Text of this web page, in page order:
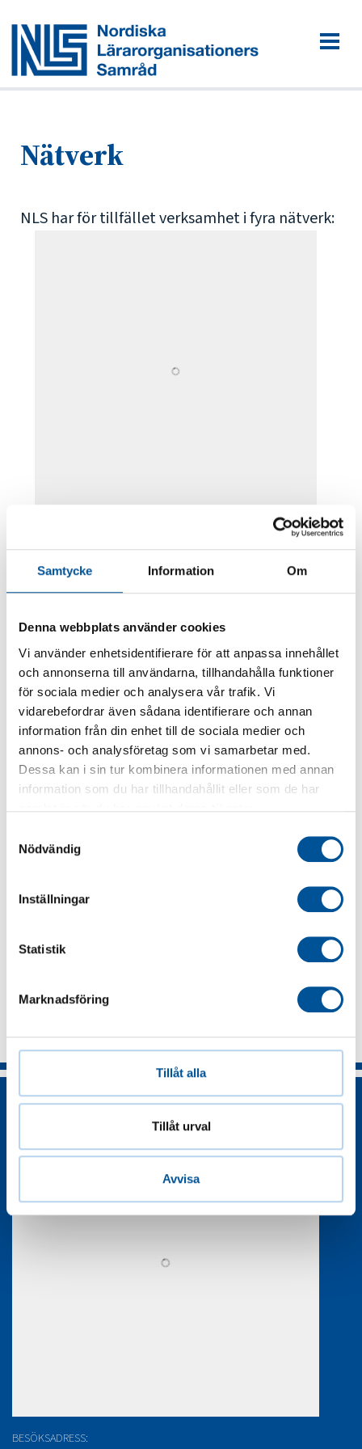
Samtycke Information Om
Denna webbplats använder cookies
Vi använder enhetsidentifierare för att anpassa innehållet
och annonserna till användarna, tillhandahålla funktioner
för sociala medier och analysera vår trafik. Vi
vidarebefordrar även sådana identifierare och annan
information från din enhet till de sociala medier och
annons- och analysföretag som vi samarbetar med.
Dessa kan i sin tur kombinera informationen med annan
information som du har tillhandahållit eller som de har
Nödvändig
Inställningar
Statistik
Marknadsföring
Tillåt alla
Tillåt urval
Avvisa
Nätverk
NLS har för tillfället verksamhet i fyra nätverk:
• NLS utredningsnätverk
• NLS nätverk för förhandlingschefer
• NLS arbetsmiljönätverk
• NLS internationella nätverk
Nätverkens uppgift är att behandla frågor
relaterade till det området nätverket är
grundat för. Nätverken ska själv definiera och
planera sin verksamhet så att de på bästa
möjliga sätt garanterar informations- och
erafenhetsutbyte.Medlemmarna i nätverken
organisationerna.
BESÖKSADRESS: